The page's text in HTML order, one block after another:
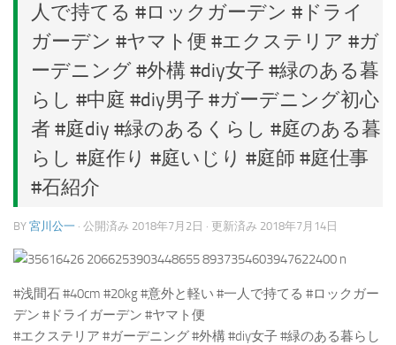
人で持てる #ロックガーデン #ドライ
ガーデン #ヤマト便 #エクステリア #ガ
ーデニング #外構 #diy女子 #緑のある暮
らし #中庭 #diy男子 #ガーデニング初心
者 #庭diy #緑のあるくらし #庭のある暮
らし #庭作り #庭いじり #庭師 #庭仕事
#石紹介
BY 宮川公一 · 公開済み 2018年7月2日 · 更新済み 2018年7月14日
#浅間石 #40cm #20kg #意外と軽い #一人で持てる #ロックガー
デン #ドライガーデン #ヤマト便
#エクステリア #ガーデニング #外構 #diy女子 #緑のある暮らし